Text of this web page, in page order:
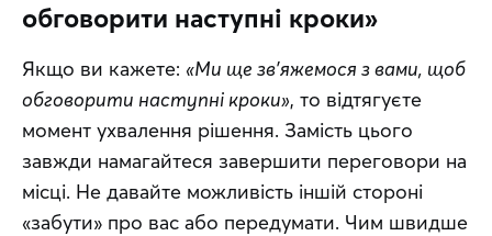
обговорити наступні кроки»
Якщо ви кажете: «Ми ще зв'яжемося з вами, щоб
обговорити наступні кроки», то відтягуєте
момент ухвалення рішення. Замість цього
завжди намагайтеся завершити переговори на
місці. Не давайте можливість іншій стороні
«забути» про вас або передумати. Чим швидше